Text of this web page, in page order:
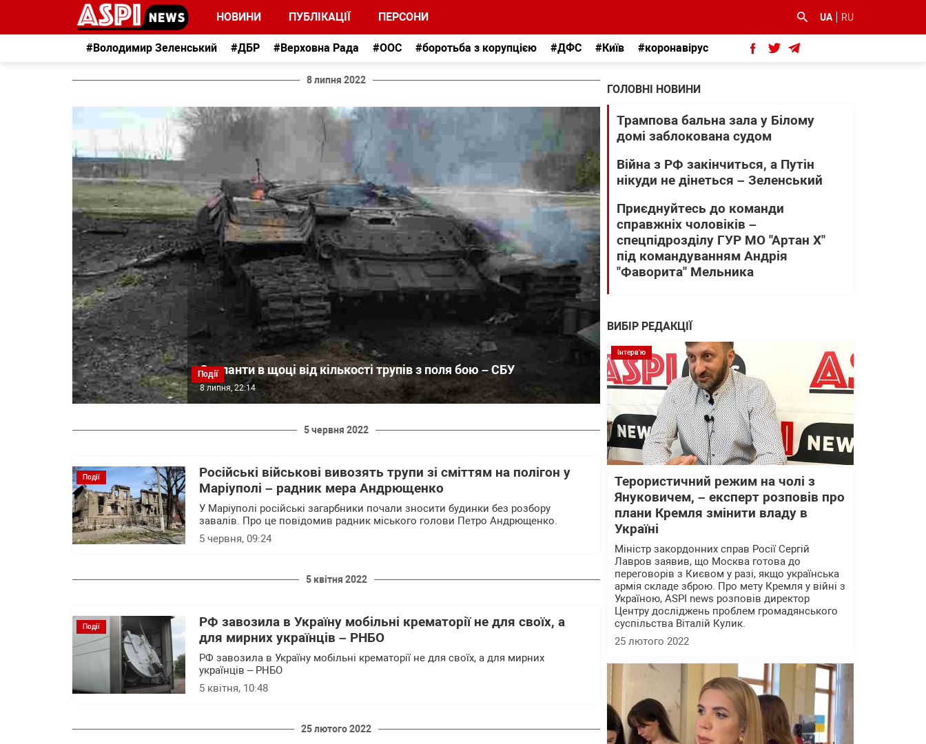
НОВИНИ ПУБЛІКАЦІЇ ПЕРСОНИ UA RU
#Володимир Зеленський #ДБР #Верховна Рада #ООС #боротьба з корупцією #ДФС #Київ #коронавірус
8 липня 2022
Події
Окупанти в щоці від кількості трупів з поля бою – СБУ
8 липня, 22:14
5 червня 2022
Події
Російські військові вивозять трупи зі сміттям на полігон у
Маріуполі – радник мера Андрющенко
У Маріуполі російські загарбники почали зносити будинки без розбору
завалів. Про це повідомив радник міського голови Петро Андрющенко.
5 червня, 09:24
5 квітня 2022
Події
РФ завозила в Україну мобільні крематорії не для своїх, а
для мирних українців – РНБО
РФ завозила в Україну мобільні крематорії не для своїх, а для мирних
українців – РНБО
5 квітня, 10:48
25 лютого 2022
ГОЛОВНІ НОВИНИ
Трампова бальна зала у Білому
домі заблокована судом
Війна з РФ закінчиться, а Путін
нікуди не дінеться – Зеленський
Приєднуйтесь до команди
справжніх чоловіків –
спецпідрозділу ГУР МО "Артан Х"
під командуванням Андрія
"Фаворита" Мельника
ВИБІР РЕДАКЦІЇ
Інтерв'ю
Терористичний режим на чолі з
Януковичем, – експерт розповів про
плани Кремля змінити владу в
Україні
Міністр закордонних справ Росії Сергій
Лавров заявив, що Москва готова до
переговорів з Києвом у разі, якщо українська
армія складе зброю. Про мету Кремля у війні з
Україною, ASPI news розповів директор
Центру досліджень проблем громадянського
суспільства Віталій Кулик.
25 лютого 2022